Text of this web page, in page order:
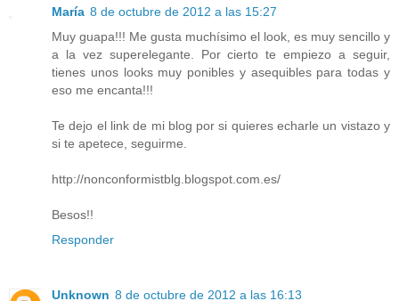
María 8 de octubre de 2012 a las 15:27
Muy guapa!!! Me gusta muchísimo el look, es muy sencillo y
a la vez superelegante. Por cierto te empiezo a seguir,
tienes unos looks muy ponibles y asequibles para todas y
eso me encanta!!!
Te dejo el link de mi blog por si quieres echarle un vistazo y
si te apetece, seguirme.
http://nonconformistblg.blogspot.com.es/
Besos!!
Responder
Unknown 8 de octubre de 2012 a las 16:13